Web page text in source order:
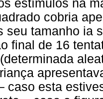
estímulos na
cobria
seu tamanho ia
final de 16
caso esta